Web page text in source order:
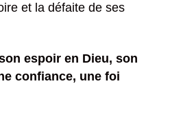
et la défaite de ses
espoir en Dieu, son
confiance, une foi